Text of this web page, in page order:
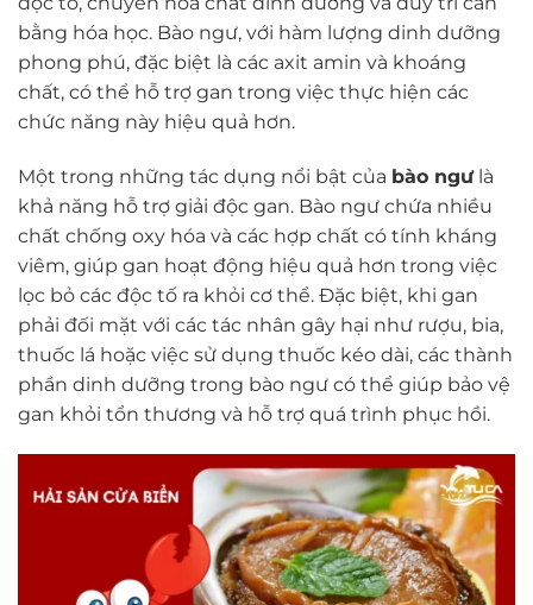
bằng hóa học. Bào ngư, với hàm lượng dinh dưỡng
phong phú, đặc biệt là các axit amin và khoáng
chất, có thể hỗ trợ gan trong việc thực hiện các
chức năng này hiệu quả hơn.
Một trong những tác dụng nổi bật của bào ngưlà
khả năng hỗ trợ giải độc gan. Bào ngư chứa nhiều
chất chống oxy hóa và các hợp chất có tính kháng
viêm, giúp gan hoạt động hiệu quả hơn trong việc
lọc bỏ các độc tố ra khỏi cơ thể. Đặc biệt, khi gan
phải đối mặt với các tác nhân gây hại như rượu, bia,
thuốc lá hoặc việc sử dụng thuốc kéo dài, các thành
phần dinh dưỡng trong bào ngư có thể giúp bảo vệ
gan khỏi tổn thương và hỗ trợ quá trình phục hồi.